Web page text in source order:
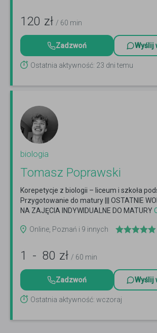
120 zł / 60 min
Zadzwoń Wyślij
Ostatnia aktywność: 23 dni temu
biologia
Tomasz Poprawski
Korepetycje z biologii – liceum i szkoła
Przygotowanie do matury ||| OSTATNIE
NA ZAJĘCIA INDYWIDUALNE DO MATURY
Online, Poznań i 9 innych
1 - 80 zł / 60 min
Zadzwoń Wyślij
Ostatnia aktywność: wczoraj